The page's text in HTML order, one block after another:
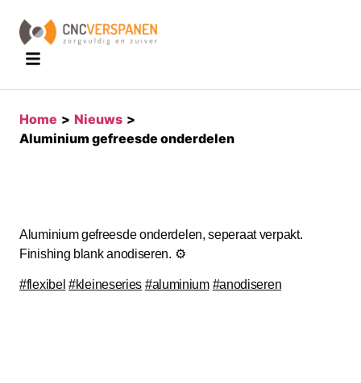
home > nieuws >
aluminium gefreesde onderdelen
Aluminium gefreesde onderdelen, seperaat verpakt.
Finishing blank anodiseren. ⚙️
#flexibel #kleineseries #aluminium #anodiseren